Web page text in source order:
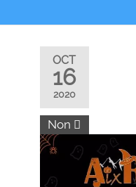
OCT
16
2020
Non